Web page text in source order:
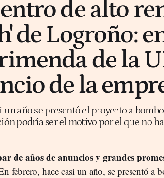
de alto
de Logroño:
de la
de la
un año se presentó el proyecto a
podría ser el motivo por el que no
de años de anuncios y grandes
febrero, hace casi un año, se presentó a